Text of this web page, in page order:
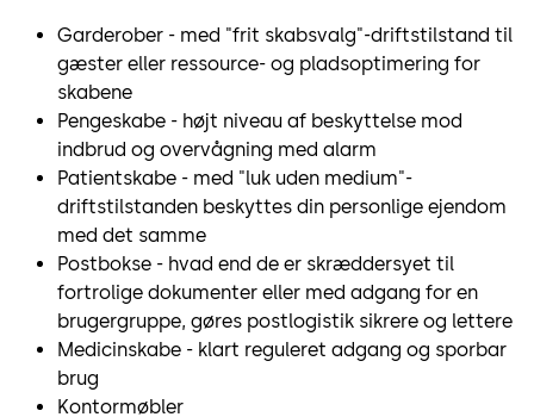
Garderober - med "frit skabsvalg"-driftstilstand til
gæster eller ressource- og pladsoptimering for
skabene
Pengeskabe - højt niveau af beskyttelse mod
indbrud og overvågning med alarm
Patientskabe - med "luk uden medium"-
driftstilstanden beskyttes din personlige ejendom
med det samme
Postbokse - hvad end de er skræddersyet til
fortrolige dokumenter eller med adgang for en
brugergruppe, gøres postlogistik sikrere og lettere
Medicinskabe - klart reguleret adgang og sporbar
brug
Kontormøbler